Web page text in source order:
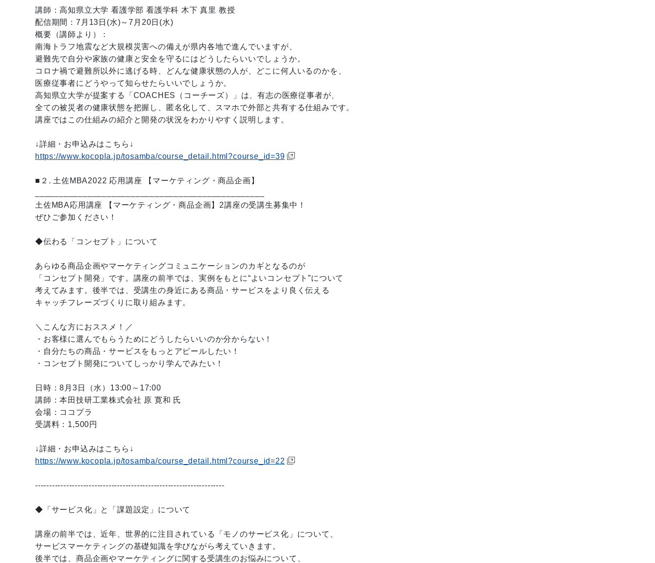
講師：高知県立大学 看護学部 看護学科 木下 真里 教授
配信期間：7月13日(水)～7月20日(水)
概要（講師より）：
南海トラフ地震など大規模災害への備えが県内各地で進んでいますが、
避難先で自分や家族の健康と安全を守るにはどうしたらいいでしょうか。
コロナ禍で避難所以外に逃げる時、どんな健康状態の人が、どこに何人いるのかを、
医療従事者にどうやって知らせたらいいでしょうか。
高知県立大学が提案する「COACHES（コーチーズ）」は、有志の医療従事者が、
全ての被災者の健康状態を把握し、匿名化して、スマホで外部と共有する仕組みです。
講座ではこの仕組みの紹介と開発の状況をわかりやすく説明します。
↓詳細・お申込みはこちら↓
https://www.kocopla.jp/tosamba/course_detail.html?course_id=39
■２. 土佐MBA2022 応用講座 【マーケティング・商品企画】
土佐MBA応用講座 【マーケティング・商品企画】2講座の受講生募集中！
ぜひご参加ください！
◆伝わる「コンセプト」について
あらゆる商品企画やマーケティングコミュニケーションのカギとなるのが
「コンセプト開発」です。講座の前半では、実例をもとに“よいコンセプト”について
考えてみます。後半では、受講生の身近にある商品・サービスをより良く伝える
キャッチフレーズづくりに取り組みます。
＼こんな方におススメ！／
・お客様に選んでもらうためにどうしたらいいのか分からない！
・自分たちの商品・サービスをもっとアピールしたい！
・コンセプト開発についてしっかり学んでみたい！
日時：8月3日（水）13:00～17:00
講師：本田技研工業株式会社 原 寛和 氏
会場：ココプラ
受講料：1,500円
↓詳細・お申込みはこちら↓
https://www.kocopla.jp/tosamba/course_detail.html?course_id=22
-------------------------------------------------------------------
◆「サービス化」と「課題設定」について
講座の前半では、近年、世界的に注目されている「モノのサービス化」について、
サービスマーケティングの基礎知識を学びながら考えていきます。
後半では、商品企画やマーケティングに関する受講生のお悩みについて、